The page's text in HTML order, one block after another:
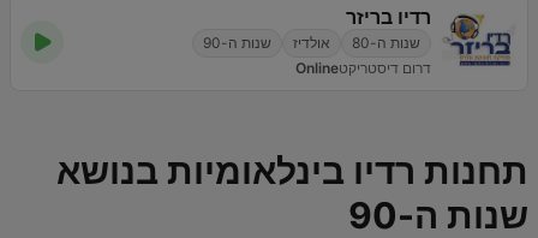
רדיו בריזר
שנות ה-80 אולדיז
שנות ה-90
דרום דיסטריקטOnline
תחנות רדיו בינלאומיות בנושא
שנות ה-90